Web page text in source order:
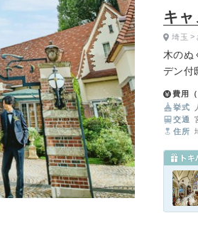
キ
木のぬ
デン付
なし
埼玉
費用
挙式
交通
住所